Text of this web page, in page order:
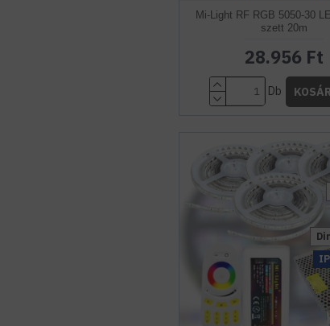
Mi-Light RF RGB 5050-30
szett 20m
28.956 Ft
Db